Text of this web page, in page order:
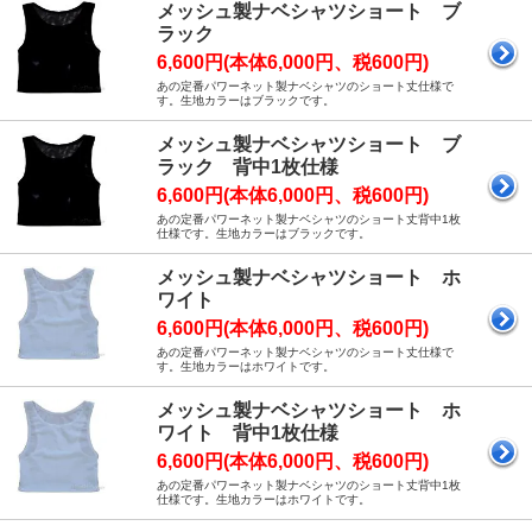
メッシュ製ナベシャツショート ブ
ラック
6,600円(本体6,000円、税600円)
あの定番パワーネット製ナベシャツのショート丈仕様で
す。生地カラーはブラックです。
メッシュ製ナベシャツショート ブ
ラック 背中1枚仕様
6,600円(本体6,000円、税600円)
あの定番パワーネット製ナベシャツのショート丈背中1枚
仕様です。生地カラーはブラックです。
メッシュ製ナベシャツショート ホ
ワイト
6,600円(本体6,000円、税600円)
あの定番パワーネット製ナベシャツのショート丈仕様で
す。生地カラーはホワイトです。
メッシュ製ナベシャツショート ホ
ワイト 背中1枚仕様
6,600円(本体6,000円、税600円)
あの定番パワーネット製ナベシャツのショート丈背中1枚
仕様です。生地カラーはホワイトです。